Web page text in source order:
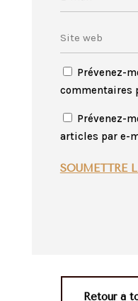
Prévenez-
commentaires
Prévenez-
articles par e-
SOUMETTRE
Retour à